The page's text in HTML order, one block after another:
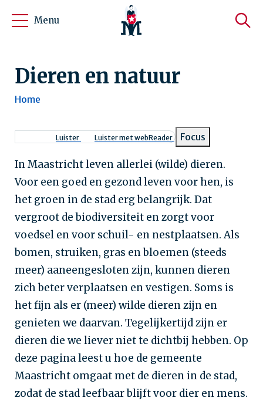
Menu
Dieren en natuur
Kruimelpad
Home
Luister Luister met webReader Focus
In Maastricht leven allerlei (wilde) dieren.
Voor een goed en gezond leven voor hen, is
het groen in de stad erg belangrijk. Dat
vergroot de biodiversiteit en zorgt voor
voedsel en voor schuil- en nestplaatsen. Als
bomen, struiken, gras en bloemen (steeds
meer) aaneengesloten zijn, kunnen dieren
zich beter verplaatsen en vestigen. Soms is
het fijn als er (meer) wilde dieren zijn en
genieten we daarvan. Tegelijkertijd zijn er
dieren die we liever niet te dichtbij hebben. Op
deze pagina leest u hoe de gemeente
Maastricht omgaat met de dieren in de stad,
zodat de stad leefbaar blijft voor dier en mens.